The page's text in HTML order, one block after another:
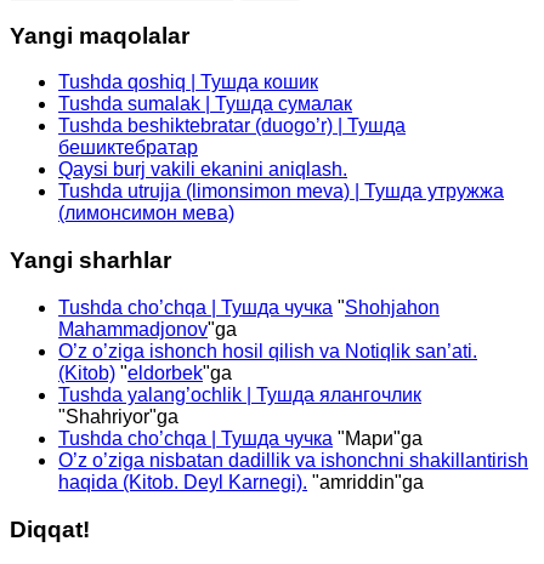
Yangi maqolalar
Tushda qoshiq | Тушда кошик
Tushda sumalak | Тушда сумалак
Tushda beshiktebratar (duogo’r) | Тушда
бешиктебратар
Qaysi burj vakili ekanini aniqlash.
Tushda utrujja (limonsimon meva) | Тушда утружжа
(лимонсимон мева)
Yangi sharhlar
Tushda cho’chqa | Тушда чучка "Shohjahon
Mahammadjonov"ga
O’z o’ziga ishonch hosil qilish va Notiqlik san’ati.
(Kitob) "eldorbek"ga
Tushda yalang’ochlik | Тушда ялангочлик
"Shahriyor"ga
Tushda cho’chqa | Тушда чучка "Мари"ga
O’z o’ziga nisbatan dadillik va ishonchni shakillantirish
haqida (Kitob. Deyl Karnegi). "amriddin"ga
Diqqat!